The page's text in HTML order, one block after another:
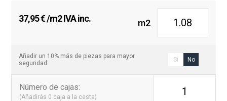
37,95€/m2 IVA inc. m2
Añadir un 10% más de piezas para mayor
seguridad:
Sí No
Número de cajas:
(Añadirás 0 caja a la cesta) 1